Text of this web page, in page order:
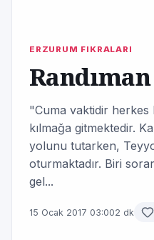
ERZURUM FIKRALARI
"Cuma vaktidir herkes
kılmağa gitmektedir.
yolunu tutarken,
oturmaktadır. Biri
gel...
15 Ocak 2017 03:002 dk